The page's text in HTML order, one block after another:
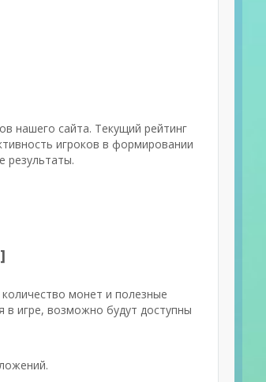
нашего сайта. Текущий рейтинг
игроков в формировании
результаты.
монет и полезные
игре, возможно будут доступны